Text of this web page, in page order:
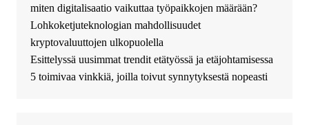
безопасный источник
финансовой помощи. Вы
можете получить
финансирование в долг без
избыточных вопросов и
документов? Тогда обратитесь
miten digitalisaatio vaikuttaa työpaikkojen määrään?
Lohkoketjuteknologian mahdollisuudet
kryptovaluuttojen ulkopuolella
Esittelyssä uusimmat trendit etätyössä ja etäjohtamisessa
5 toimivaa vinkkiä, joilla toivut synnytyksestä nopeasti